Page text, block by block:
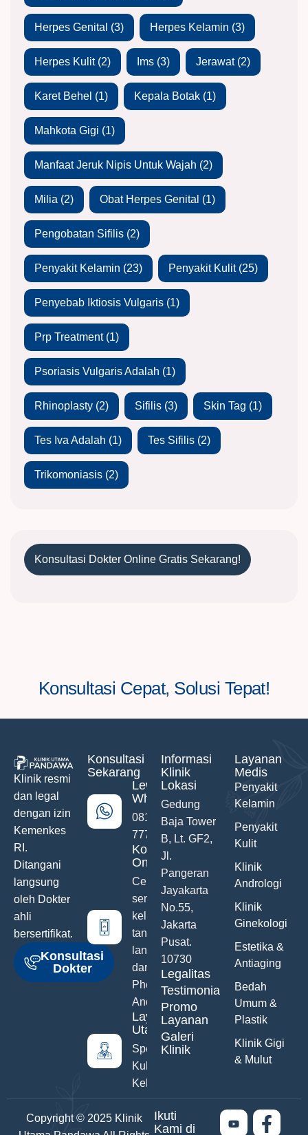
Herpes Genital (3) Herpes Kelamin (3)
Herpes Kulit(2) Ims (3) Jerawat(2)
Karet Behel (1) Kepala Botak (1)
Mahkota Gigi (1)
Manfaat Jeruk Nipis Untuk Wajah (2)
Milia (2) Obat Herpes Genital (1)
Pengobatan Sifilis (2)
Penyakit Kelamin (23) Penyakit Kulit(25)
Penyebab Iktiosis Vulgaris (1)
Prp Treatment(1)
Psoriasis Vulgaris Adalah (1)
Rhinoplasty (2) Sifilis (3) Skin Tag (1)
Tes Iva Adalah (1) Tes Sifilis (2)
Trikomoniasis (2)
Konsultasi Dokter Online Gratis Sekarang!
Konsultasi Cepat, Solusi Tepat!
Klinik resmi
dan legal
dengan izin
Kemenkes
RI.
Ditangani
langsung
oleh Dokter
ahli
bersertifikat.
Konsultasi
Dokter
Konsultasi
Sekarang
Lewat
WhatsApp
0811-742-
777
Konsultasi
Online
Ceritakan
semua
keluhanmu
tanpa malu
langsung
dari Hand
Phone
Anda
Layanan
Utama
Spesialis
Kulit &
Kelamin
Informasi
Klinik
Lokasi
Gedung
Baja Tower
B, Lt. GF2,
Jl.
Pangeran
Jayakarta
No.55,
Jakarta
Pusat.
10730
Legalitas
Testimonials
Promo
Layanan
Galeri
Klinik
Layanan
Medis
Penyakit
Kelamin
Penyakit
Kulit
Klinik
Andrologi
Klinik
Ginekologi
Estetika &
Antiaging
Bedah
Umum &
Plastik
Klinik Gigi
& Mulut
Copyright © 2025 Klinik
Ikuti
Kami di